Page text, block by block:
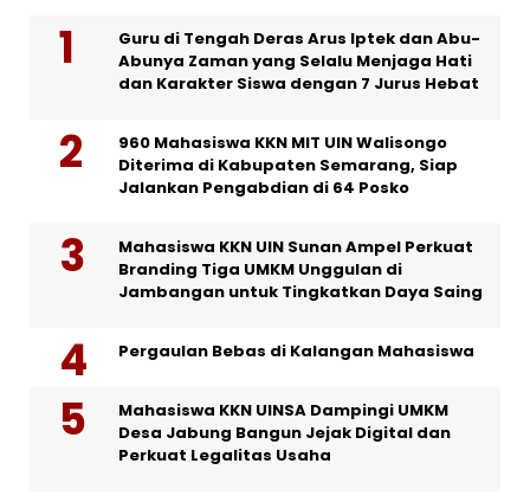
Guru di Tengah Deras Arus Iptek dan Abu-
Abunya Zaman yang Selalu Menjaga Hati
dan Karakter Siswa dengan 7 Jurus Hebat
960 Mahasiswa KKN MIT UIN Walisongo
Diterima di Kabupaten Semarang, Siap
Jalankan Pengabdian di 64 Posko
Mahasiswa KKN UIN Sunan Ampel Perkuat
Branding Tiga UMKM Unggulan di
Jambangan untuk Tingkatkan Daya Saing
Pergaulan Bebas di Kalangan Mahasiswa
Mahasiswa KKN UINSA Dampingi UMKM
Desa Jabung Bangun Jejak Digital dan
Perkuat Legalitas Usaha